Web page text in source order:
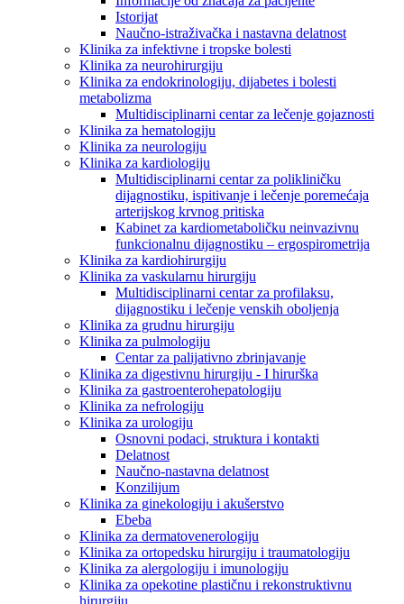
Istorijat
Naučno-istraživačka i nastavna delatnost
Klinika za infektivne i tropske bolesti
Klinika za neurohirurgiju
Klinika za endokrinologiju, dijabetes i bolesti
metabolizma
Multidisciplinarni centar za lečenje gojaznosti
Klinika za hematologiju
Klinika za neurologiju
Klinika za kardiologiju
Multidisciplinarni centar za polikliničku
dijagnostiku, ispitivanje i lečenje poremećaja
arterijskog krvnog pritiska
Kabinet za kardiometaboličku neinvazivnu
funkcionalnu dijagnostiku – ergospirometrija
Klinika za kardiohirurgiju
Klinika za vaskularnu hirurgiju
Multidisciplinarni centar za profilaksu,
dijagnostiku i lečenje venskih oboljenja
Klinika za grudnu hirurgiju
Klinika za pulmologiju
Centar za palijativno zbrinjavanje
Klinika za digestivnu hirurgiju - I hirurška
Klinika za gastroenterohepatologiju
Klinika za nefrologiju
Klinika za urologiju
Osnovni podaci, struktura i kontakti
Delatnost
Naučno-nastavna delatnost
Konzilijum
Klinika za ginekologiju i akušerstvo
Ebeba
Klinika za dermatovenerologiju
Klinika za ortopedsku hirurgiju i traumatologiju
Klinika za alergologiju i imunologiju
Klinika za opekotine plastičnu i rekonstruktivnu
hirurgiju